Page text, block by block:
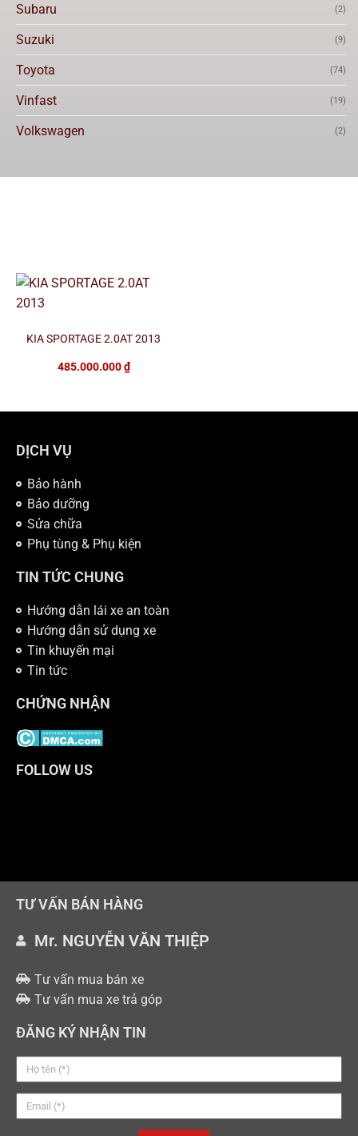
Subaru (2)
Suzuki (9)
Toyota (74)
Vinfast (19)
Volkswagen (2)
KIA SPORTAGE 2.0AT 2013
485.000.000₫
DỊCH VỤ
Bảo hành
Bảo dưỡng
Sửa chữa
Phụ tùng & Phụ kiện
TIN TỨC CHUNG
Hướng dẫn lái xe an toàn
Hướng dẫn sử dụng xe
Tin khuyến mại
Tin tức
CHỨNG NHẬN
FOLLOW US
TƯ VẤN BÁN HÀNG
Mr. NGUYỄN VĂN THIỆP
Tư vấn mua bán xe
Tư vấn mua xe trả góp
ĐĂNG KÝ NHẬN TIN